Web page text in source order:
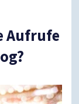
Aufrufe